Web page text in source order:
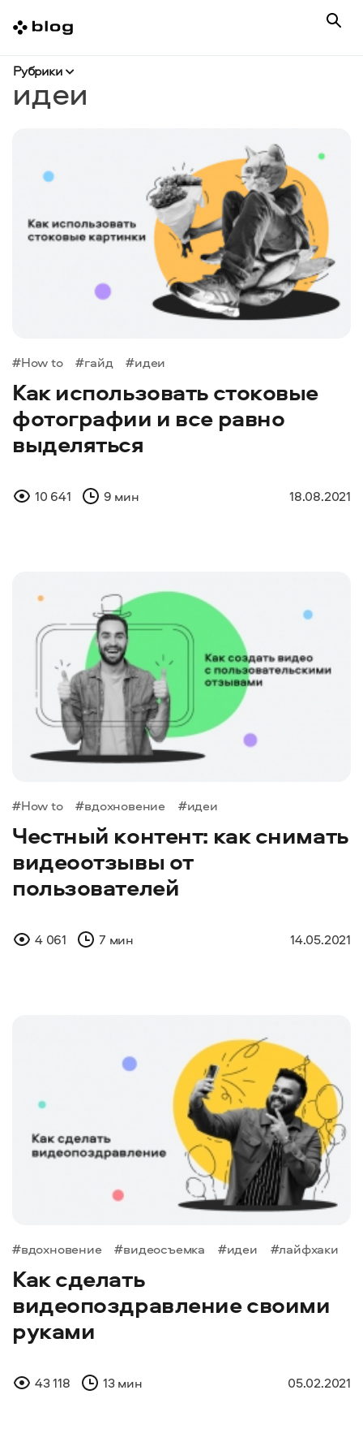
Рубрики
идеи
#How to #гайд #идеи
Как использовать стоковые
фотографии и все равно
выделяться
10 641 9 мин 18.08.2021
#How to #вдохновение #идеи
Честный контент: как снимать
видеоотзывы от
пользователей
4 061 7 мин 14.05.2021
#вдохновение #видеосъемка #идеи #лайфхаки
Как сделать
видеопоздравление своими
руками
43 118 13 мин 05.02.2021